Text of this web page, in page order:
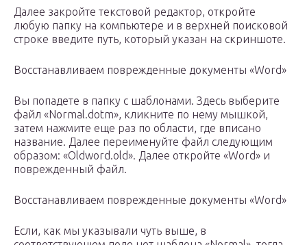
Далее закройте текстовой редактор, откройте
любую папку на компьютере и в верхней поисковой
строке введите путь, который указан на скриншоте.
Восстанавливаем поврежденные документы «Word»
Вы попадете в папку с шаблонами. Здесь выберите
файл «Normal.dotm», кликните по нему мышкой,
затем нажмите еще раз по области, где вписано
название. Далее переименуйте файл следующим
образом: «Oldword.old». Далее откройте «Word» и
поврежденный файл.
Восстанавливаем поврежденные документы «Word»
Если, как мы указывали чуть выше, в